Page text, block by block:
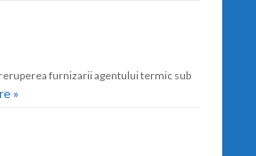
furnizarii agentului termic sub
»